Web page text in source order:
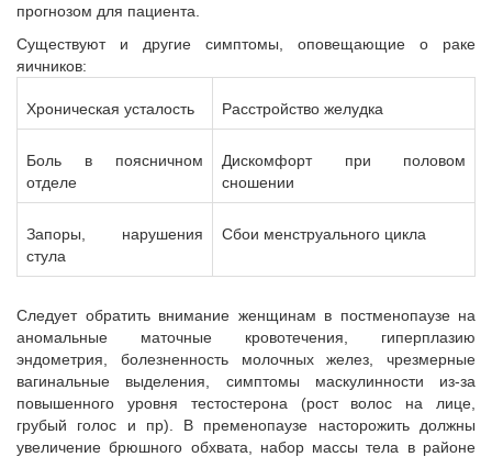
прогнозом для пациента.
Существуют и другие симптомы, оповещающие о раке
яичников:
Хроническая усталость Расстройство желудка
Боль в поясничном
отделе
Дискомфорт при половом
сношении
Запоры, нарушения
стула
Сбои менструального цикла
Следует обратить внимание женщинам в постменопаузе на
аномальные маточные кровотечения, гиперплазию
эндометрия, болезненность молочных желез, чрезмерные
вагинальные выделения, симптомы маскулинности из-за
повышенного уровня тестостерона (рост волос на лице,
грубый голос и пр). В пременопаузе насторожить должны
увеличение брюшного обхвата, набор массы тела в районе